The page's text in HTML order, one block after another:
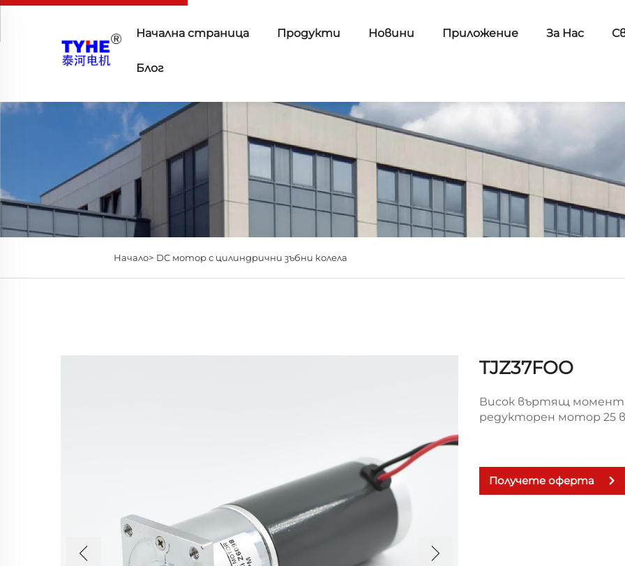
Начална страница Продукти Новини Приложение За Нас
Блог
Начало> DC мотор с цилиндрични зъбни колела
TJZ37FOO
Висок въртящ момент
редукторен мотор 25
Получете оферта